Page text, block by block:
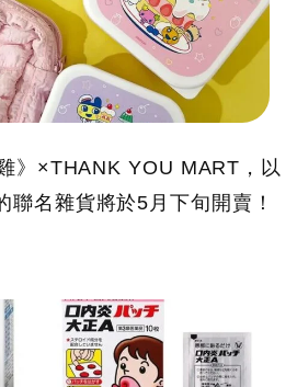
》×THANK YOU MART，以
聯名雜貨將於5月下旬開賣！